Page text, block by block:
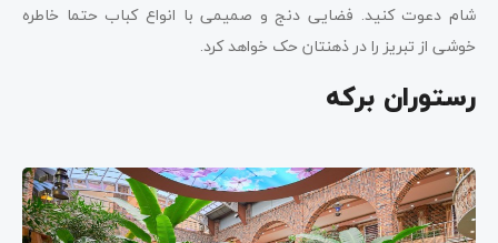
شام دعوت کنید. فضایی دنج و صمیمی با انواع کباب حتما خاطره
خوشی از تبریز را در ذهنتان حک خواهد کرد.
رستوران برکه